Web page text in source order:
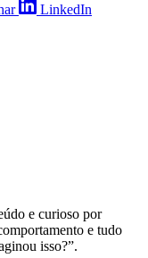
LinkedIn
e curioso por
e tudo
isso?”.